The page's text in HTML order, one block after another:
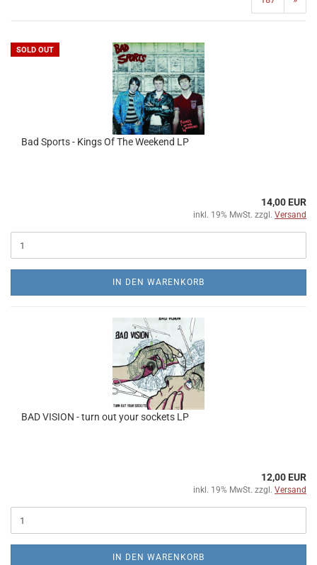
SOLD OUT
Bad Sports - Kings Of The Weekend LP
14,00 EUR
inkl. 19% MwSt. zzgl. Versand
IN DEN WARENKORB
BAD VISION - turn out your sockets LP
12,00 EUR
inkl. 19% MwSt. zzgl. Versand
IN DEN WARENKORB